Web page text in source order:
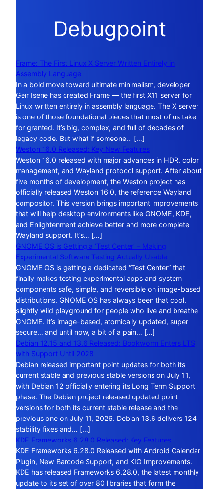
Debugpoint
Frame: The First Linux X Server Written Entirely in
Assembly Language
In a bold move toward ultimate minimalism, developer
Geir Isene has created Frame — the first X11 server for
Linux written entirely in assembly language. The X server
is one of those foundational pieces that most of us take
for granted. It’s big, complex, and full of decades of
legacy code. But what if someone… […]
Weston 16.0 Released: Key New Features
Weston 16.0 released with major advances in HDR, color
management, and Wayland protocol support. After about
five months of development, the Weston project has
officially released Weston 16.0, the reference Wayland
compositor. This version brings important improvements
that will help desktop environments like GNOME, KDE,
and Enlightenment achieve better and more complete
Wayland support. It’s… […]
GNOME OS is Getting a ‘Test Center’ – Making
Experimental Software Testing Actually Usable
GNOME OS is getting a dedicated “Test Center” that
finally makes testing experimental apps and system
components safe, simple, and reversible on image-based
distributions. GNOME OS has always been that cool,
slightly wild playground for people who live and breathe
GNOME. It’s image-based, atomically updated, super
secure… and until now, a bit of a pain… […]
Debian 12.15 and 13.6 Released: Bookworm Enters LTS
with Support Until 2028
Debian released important point updates for both its
current stable and previous stable versions on July 11,
with Debian 12 officially entering its Long Term Support
phase. The Debian project released updated point
versions for both its current stable release and the
previous one on July 11, 2026. Debian 13.6 delivers 124
stability fixes and… […]
KDE Frameworks 6.28.0 Released: Key Features
KDE Frameworks 6.28.0 Released with Android Calendar
Plugin, New Barcode Support, and KIO Improvements.
KDE has released Frameworks 6.28.0, the latest monthly
update to its set of over 80 libraries that form the